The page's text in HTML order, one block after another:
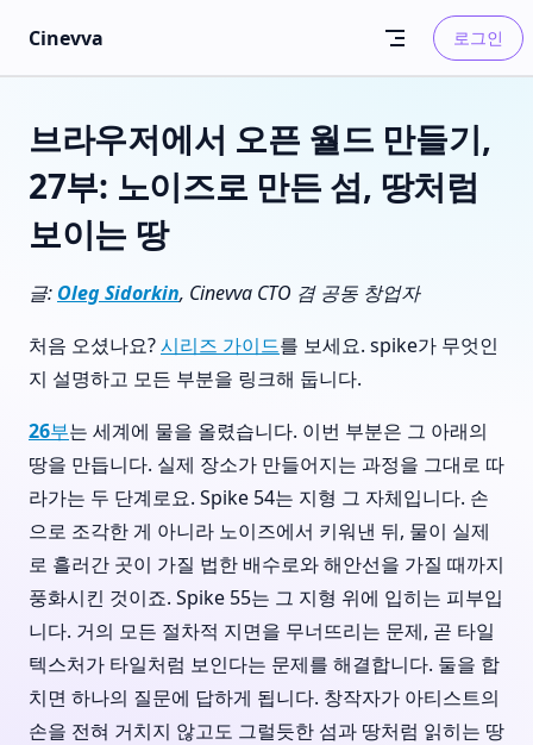
Skip to content
Cinevva 로그인
브라우저에서 오픈 월드 만들기,
27부: 노이즈로 만든 섬, 땅처럼
보이는 땅
글: Oleg Sidorkin, Cinevva CTO 겸 공동 창업자
처음 오셨나요?시리즈 가이드를 보세요. spike가 무엇인
지 설명하고 모든 부분을 링크해 둡니다.
26부는 세계에 물을 올렸습니다. 이번 부분은 그 아래의
땅을 만듭니다. 실제 장소가 만들어지는 과정을 그대로 따
라가는 두 단계로요. Spike 54는 지형 그 자체입니다. 손
으로 조각한 게 아니라 노이즈에서 키워낸 뒤, 물이 실제
로 흘러간 곳이 가질 법한 배수로와 해안선을 가질 때까지
풍화시킨 것이죠. Spike 55는 그 지형 위에 입히는 피부입
니다. 거의 모든 절차적 지면을 무너뜨리는 문제, 곧 타일
텍스처가 타일처럼 보인다는 문제를 해결합니다. 둘을 합
치면 하나의 질문에 답하게 됩니다. 창작자가 아티스트의
손을 전혀 거치지 않고도 그럴듯한 섬과 땅처럼 읽히는 땅